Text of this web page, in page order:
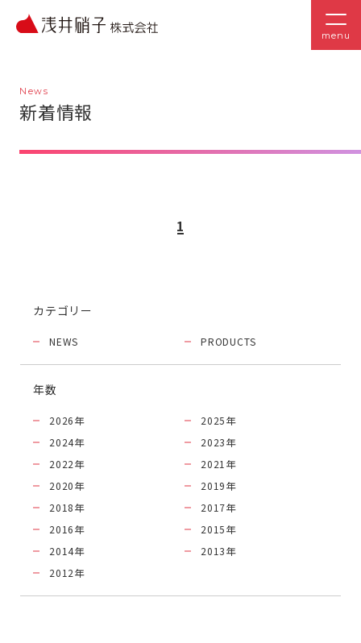
menu
News
新着情報
1
カテゴリー
NEWS PRODUCTS
年数
2026年 2025年
2024年 2023年
2022年 2021 年
2020年 2019年
2018年 2017年
2016年 2015年
2014年 2013年
2012年